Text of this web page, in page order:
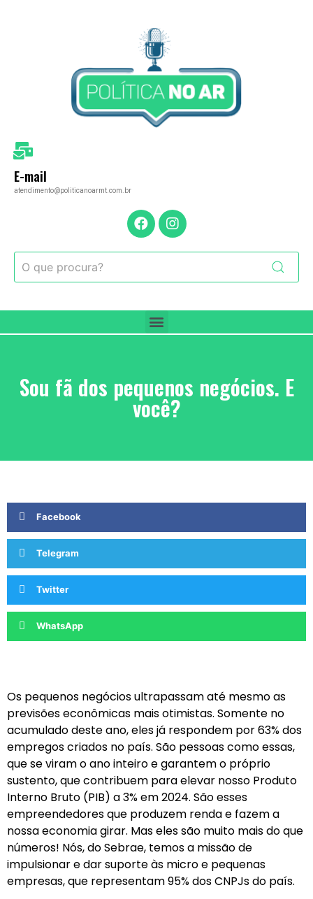
E-mail
atendimento@politicanoarmt.com.br
Sou fã dos pequenos negócios. E
você?
Facebook
Telegram
Twitter
WhatsApp
Os pequenos negócios ultrapassam até mesmo as
previsões econômicas mais otimistas. Somente no
acumulado deste ano, eles já respondem por 63% dos
empregos criados no país. São pessoas como essas,
que se viram o ano inteiro e garantem o próprio
sustento, que contribuem para elevar nosso Produto
Interno Bruto (PIB) a 3% em 2024. São esses
empreendedores que produzem renda e fazem a
nossa economia girar. Mas eles são muito mais do que
números! Nós, do Sebrae, temos a missão de
impulsionar e dar suporte às micro e pequenas
empresas, que representam 95% dos CNPJs do país.